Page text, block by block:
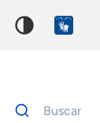
Dados
para
Buscar